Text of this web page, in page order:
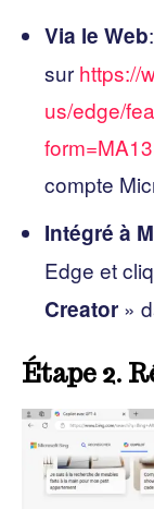
Via le Web
sur https://
us/edge/
compte
Intégré à
Edge et
Creator »
Étape 2.